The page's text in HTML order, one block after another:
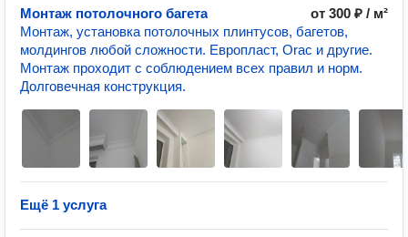
Монтаж потолочного багета
от 300 ₽ / м²
Монтаж, установка потолочных плинтусов, багетов,
молдингов любой сложности. Европласт, Orac и другие.
Монтаж проходит с соблюдением всех правил и норм.
Долговечная конструкция.
Ещё 1 услуга